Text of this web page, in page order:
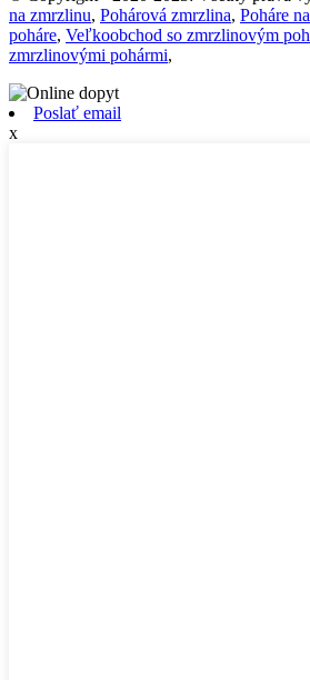
na zmrzlinu, Pohárová zmrzlina, Poháre
poháre, Veľkoobchod so zmrzlinovým
zmrzlinovými pohármi,
Poslať email
x